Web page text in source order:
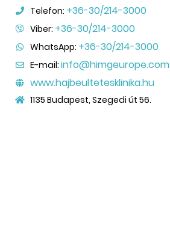
Telefon: +36-30/214-3000
Viber: +36-30/214-3000
WhatsApp: +36-30/214-3000
E-mail: info@himgeurope.com
www.hajbeultetesklinika.hu
1135 Budapest, Szegedi út 56.